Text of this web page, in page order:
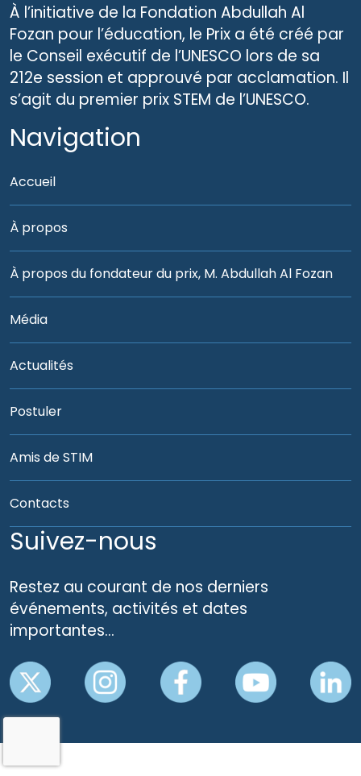
À l’initiative de la Fondation Abdullah Al
Fozan pour l’éducation, le Prix a été créé par
le Conseil exécutif de l’UNESCO lors de sa
212e session et approuvé par acclamation. Il
s’agit du premier prix STEM de l’UNESCO.
Navigation
Accueil
À propos
À propos du fondateur du prix, M. Abdullah Al Fozan
Média
Actualités
Postuler
Amis de STIM
Contacts
Suivez-nous
Restez au courant de nos derniers
événements, activités et dates
importantes…